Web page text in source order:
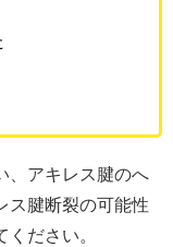
、アキレス腱のへ
ス腱断裂の可能性
ださい。